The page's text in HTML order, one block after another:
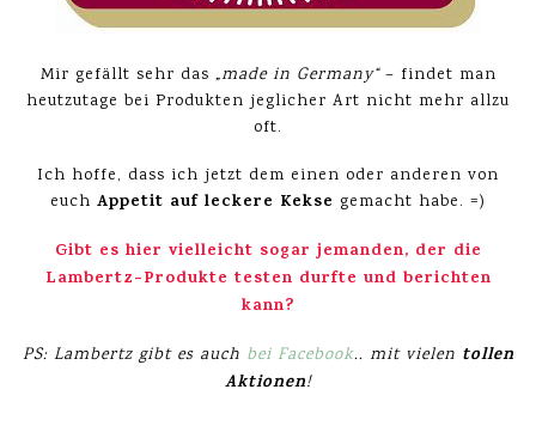
Mir gefällt sehr das „made in Germany“– findet man
heutzutage bei Produkten jeglicher Art nicht mehr allzu
oft.
Ich hoffe, dass ich jetzt dem einen oder anderen von
euch Appetit auf leckere Kekse gemacht habe. =)
Gibt es hier vielleicht sogar jemanden, der die
Lambertz-Produkte testen durfte und berichten
kann?
PS: Lambertz gibt es auch bei Facebook.. mit vielen tollen
Aktionen!